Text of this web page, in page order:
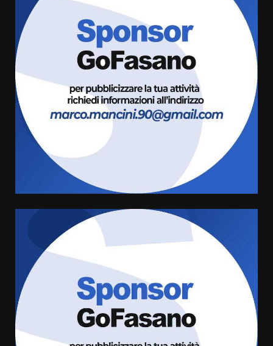
Politiche Giovanili e Mobilità
Sostenibile: premiati gli studenti
universitari del bando “La strada
giusta”
8 Agosto 2026 07:15
“I Contestatori: Musica di
Rivoluzione”: nuovo
appuntamento con “Fasano in
Banda”
amarezza per esclusione dal
campionato di calcio”
7 Agosto 2026 06:00
Fasanese ferito a colpi di arma
da fuoco
6 Agosto 2026 18:13